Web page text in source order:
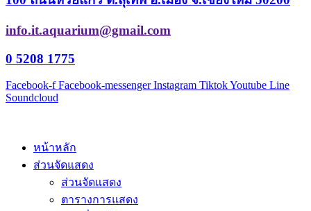
info.it.aquarium@gmail.com
0 5208 1775
Facebook-f Facebook-messenger Instagram TiktokYoutube Line
Soundcloud
หน้าหลัก
ส่วนจัดแสดง
ส่วนจัดแสดง
ตารางการแสดง